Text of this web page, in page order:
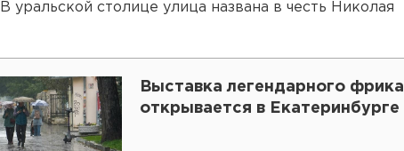
уральской столице улица названа в честь Николая
Выставка легендарного фрика
открывается в Екатеринбурге